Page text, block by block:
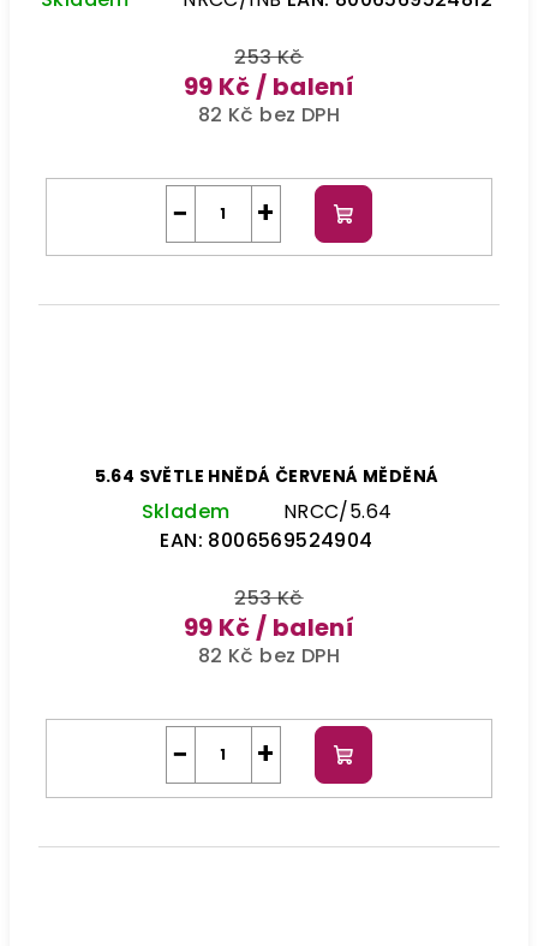
253 Kč
99 Kč / balení
82 Kč bez DPH
+
− Do
košíku
5.64 SVĚTLE HNĚDÁ ČERVENÁ MĚDĚNÁ
Skladem
NRCC/5.64
EAN: 8006569524904
253 Kč
99 Kč / balení
82 Kč bez DPH
+
− Do
košíku